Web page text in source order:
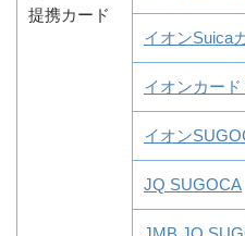
提携カード
イオンSuica
イオンカー
イオン
JQ SUGOCA